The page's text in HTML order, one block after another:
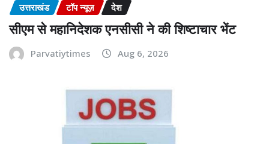
उत्तराखंड टॉप न्यूज़ देश
सीएम से महानिदेशक एनसीसी ने की शिष्टाचार भेंट
Parvatiytimes Aug 6, 2026